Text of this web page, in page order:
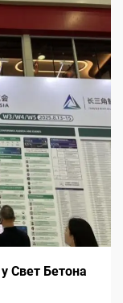
Свет Бетона